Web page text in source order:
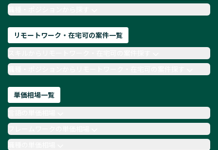
TypeScript
Laravel AWS
職種・ポジションから探す
リモートワーク・在宅可の案件一覧
職種・ポジションからリモートワーク・在宅可の案件探す
単価相場一覧
職種の単価相場